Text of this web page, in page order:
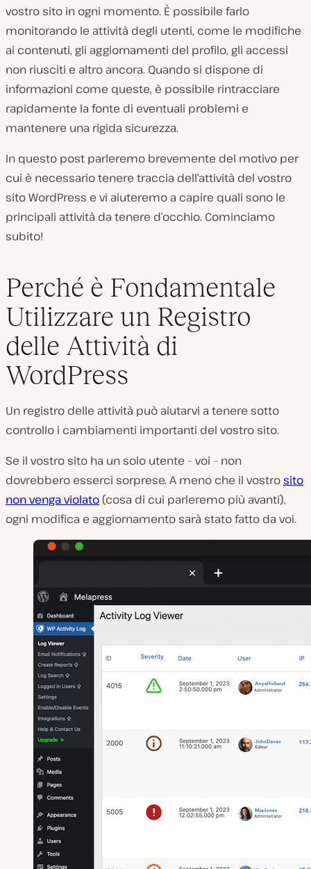
vostro sito in ogni momento. È possibile farlo
monitorando le attività degli utenti, come le modifiche
ai contenuti, gli aggiornamenti del profilo, gli accessi
non riusciti e altro ancora. Quando si dispone di
informazioni come queste, è possibile rintracciare
rapidamente la fonte di eventuali problemi e
mantenere una rigida sicurezza.
In questo post parleremo brevemente del motivo per
cui è necessario tenere traccia dell’attività del vostro
sito WordPress e vi aiuteremo a capire quali sono le
principali attività da tenere d’occhio. Cominciamo
subito!
Perché è Fondamentale
Utilizzare un Registro
delle Attività di
WordPress
Un registro delle attività può aiutarvi a tenere sotto
controllo i cambiamenti importanti del vostro sito.
Se il vostro sito ha un solo utente – voi – non
dovrebbero esserci sorprese. A meno che il vostrosito
non venga violato (cosa di cui parleremo più avanti),
ogni modifica e aggiornamento sarà stato fatto da voi.